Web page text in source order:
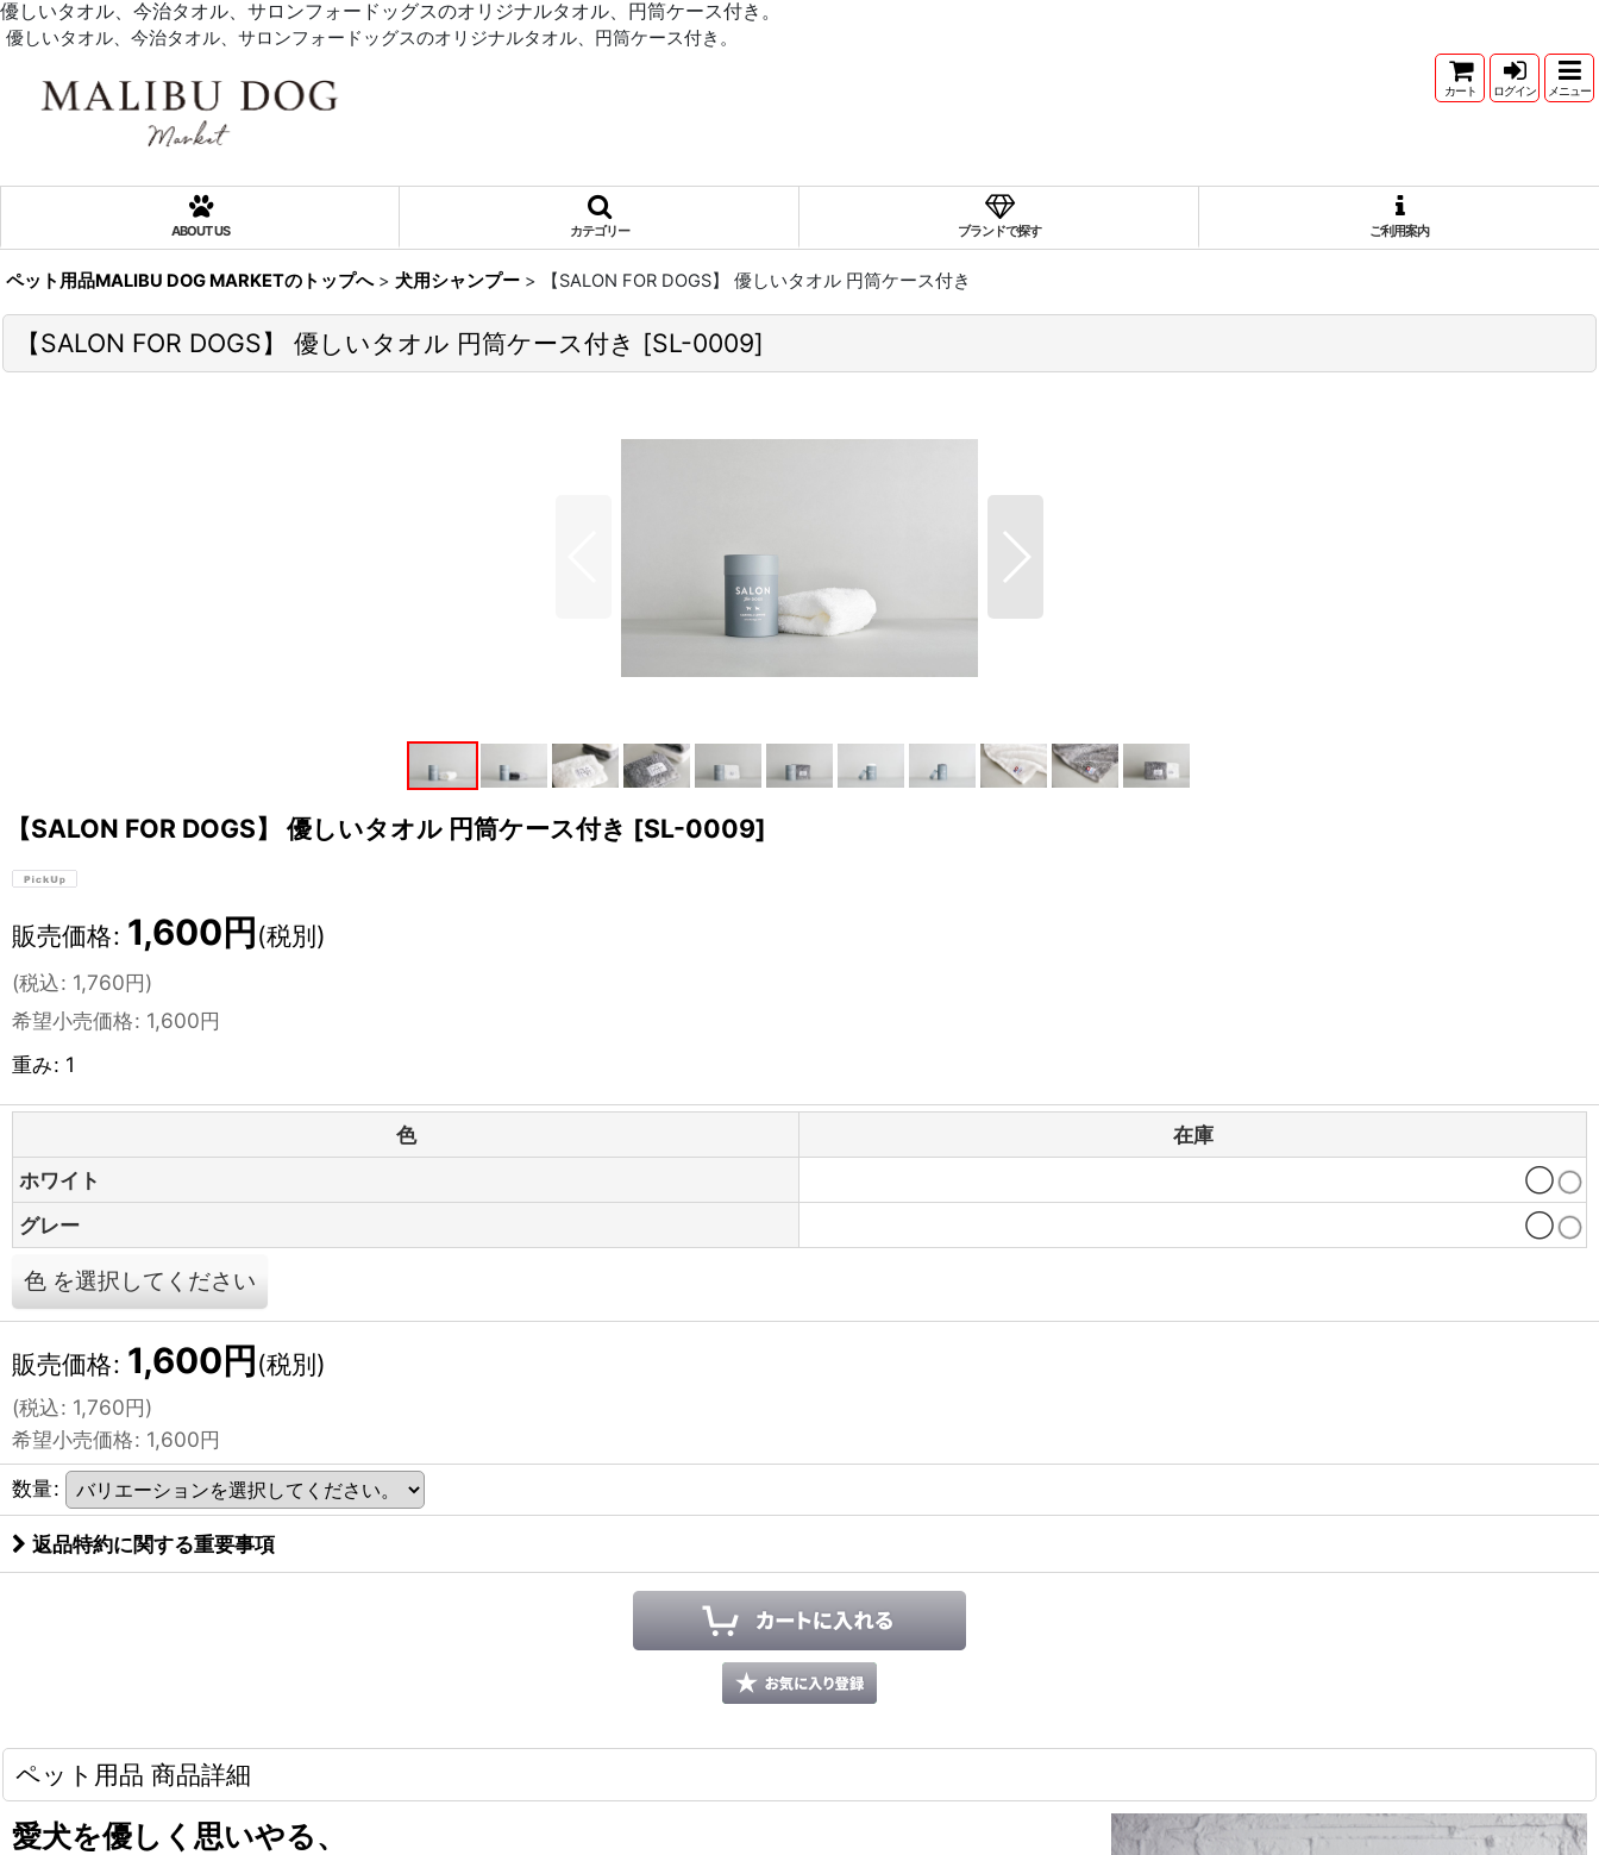
優しいタオル、今治タオル、サロンフォードッグスのオリジナルタオル、円筒ケース付き。
優しいタオル、今治タオル、サロンフォードッグスのオリジナルタオル、円筒ケース付き。
カート ログイン メニュー
ABOUT US カテゴリー ブランドで探す ご利用案内
ペット用品MALIBU DOG MARKETのトップへ > 犬用シャンプー > 【SALON FOR DOGS】 優しいタオル 円筒ケース付き
【SALON FOR DOGS】 優しいタオル 円筒ケース付き [SL-0009]
【SALON FOR DOGS】 優しいタオル 円筒ケース付き [SL-0009]
販売価格: 1,600円(税別)
(税込: 1,760円)
希望小売価格: 1,600円
重み: 1
色
在庫
ホワイト
◯
グレー
◯
色 を選択してください
販売価格: 1,600円(税別)
(税込: 1,760円)
希望小売価格: 1,600円
数量:
返品特約に関する重要事項
ペット用品 商品詳細
愛犬を優しく思いやる、